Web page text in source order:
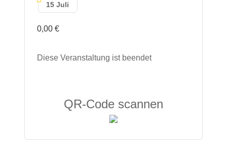
15 Juli
0,00 €
Diese Veranstaltung ist beendet
QR-Code scannen